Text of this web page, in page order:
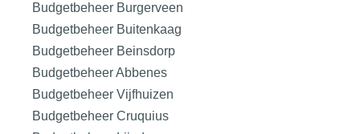
Budgetbeheer Burgerveen
Budgetbeheer Buitenkaag
Budgetbeheer Beinsdorp
Budgetbeheer Abbenes
Budgetbeheer Vijfhuizen
Budgetbeheer Cruquius